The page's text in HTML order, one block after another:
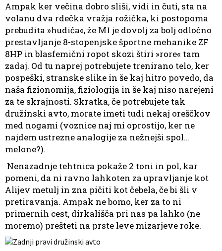
Ampak ker večina dobro sliši, vidi in čuti, sta na
volanu dva rdečka vražja rožička, ki postopoma
prebudita »hudiča«, že M1 je dovolj za bolj odločno
prestavljanje 8-stopenjske športne mehanike ZF
8HP in blasfemični ropot skozi štiri »rore« tam
zadaj. Od tu naprej potrebujete trenirano telo, ker
pospeški, stranske slike in še kaj hitro povedo, da
naša fizionomija, fiziologija in še kaj niso narejeni
za te skrajnosti. Skratka, če potrebujete tak
družinski avto, morate imeti tudi nekaj oreščkov
med nogami (voznice naj mi oprostijo, ker ne
najdem ustrezne analogije za nežnejši spol…
melone?).
Nenazadnje tehtnica pokaže 2 toni in pol, kar
pomeni, da ni ravno lahkoten za upravljanje kot
Alijev metulj in zna pičiti kot čebela, če bi šli v
pretiravanja. Ampak ne bomo, ker za to ni
primernih cest, dirkališča pri nas pa lahko (ne
moremo) prešteti na prste leve mizarjeve roke.